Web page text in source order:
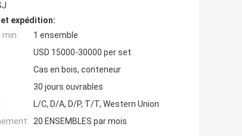
expédition:
1 ensemble
USD 15000-30000 per set
Cas en bois, conteneur
30 jours ouvrables
L/C, D/A, D/P, T/T, Western Union
20 ENSEMBLES par mois